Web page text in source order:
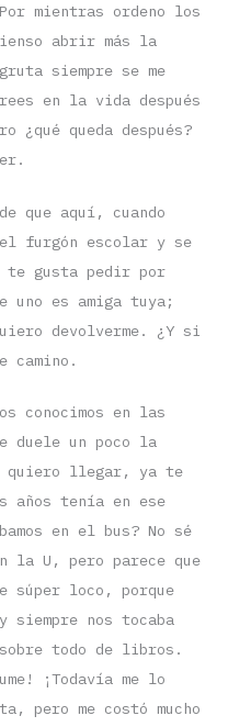
mientras ordeno los
abrir más la
siempre se me
en la vida después
¿qué queda después?
que aquí, cuando
furgón escolar y se
te gusta pedir por
uno es amiga tuya;
devolverme. ¿Y si
camino.
conocimos en las
duele un poco la
quiero llegar, ya te
años tenía en ese
en el bus? No sé
la U, pero parece que
súper loco, porque
siempre nos tocaba
todo de libros.
¡Todavía me lo
pero me costó mucho